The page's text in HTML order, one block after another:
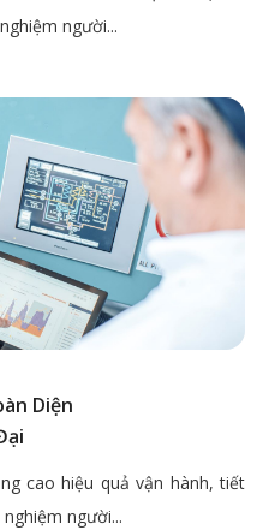
người...
Diện
cao hiệu quả vận hành, tiết
người...